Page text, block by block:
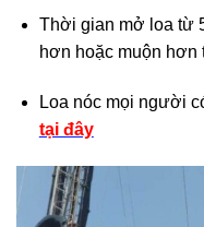
Thời gian mở loa từ
hơn hoặc muộn hơn
Loa nóc mọi người
tại đây